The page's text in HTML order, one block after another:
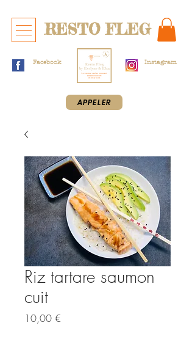
RESTO FLEG
Facebook Instagram
APPELER
Riz tartare saumon
cuit
10,00 €